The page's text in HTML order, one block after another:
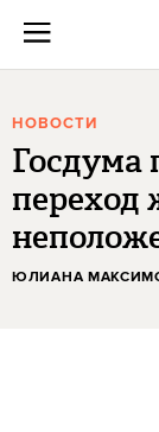
НОВОСТИ
Госдума
переход
ЮЛИАНА